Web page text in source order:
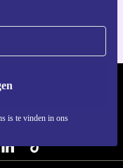
is te vinden in ons
NEW.